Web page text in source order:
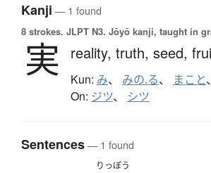
Kanji — 1 found
8 strokes. JLPT N3. Jōyō kanji, taught in
実 reality, truth, seed,
Kun: み、 みの.る、 まこと
On: ジツ、 シツ
Sentences— 1 found
りっぽう